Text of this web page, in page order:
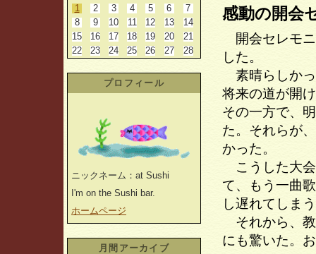
1
2 3 4 5 6
7
8
9 10 11 12 13
14
15
16 17 18 19 20
21
22
23 24 25 26 27 28
プロフィール
ニックネーム：at Sushi
I'm on the Sushi bar.
ホームページ
月間アーカイブ
感動の開会
開会セレモニ
した。
素晴らしかっ
将来の道が開
その一方で、
た。それらが
かった。
こうした大会
て、もう一曲
し遅れてしま
それから、教
にも驚いた。